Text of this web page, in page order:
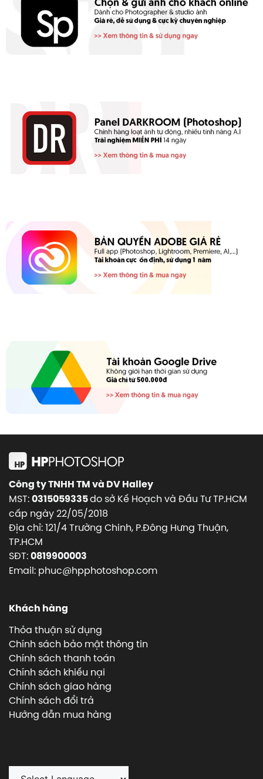
Công ty TNHH TM và DV Halley
MST:0315059335do sở Kế Hoạch và Đầu Tư TP.HCM
cấp ngày 22/05/2018
Địa chỉ: 121/4 Trường Chinh, P.Đông Hưng Thuận,
TP.HCM
SĐT:0819900003
Email: phuc@hpphotoshop.com
Khách hàng
Thỏa thuận sử dụng
Chính sách bảo mật thông tin
Chính sách thanh toán
Chính sách khiếu nại
Chính sách giao hàng
Chính sách đổi trả
Hướng dẫn mua hàng